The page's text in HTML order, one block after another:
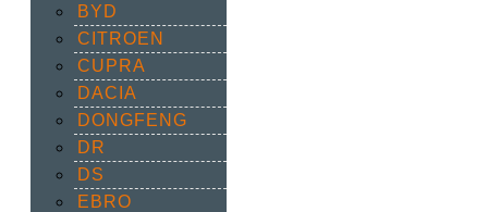
BYD
CITROEN
CUPRA
DACIA
DONGFENG
DR
DS
EBRO